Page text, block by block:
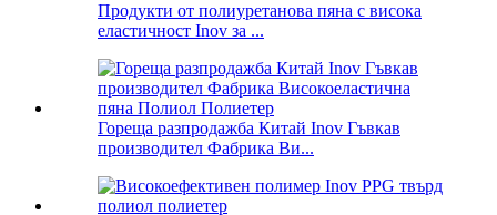
Продукти от полиуретанова пяна с висока
еластичност Inov за ...
Гореща разпродажба Китай Inov Гъвкав
производител Фабрика Ви...